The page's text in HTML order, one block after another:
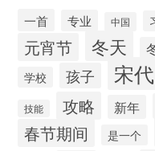
一首 专业 中国
元宵节 冬天
学校
孩子 宋代
技能 攻略 新年
春节期间 是一个